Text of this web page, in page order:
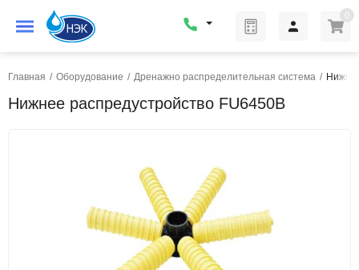
0
Главная / Оборудование / Дренажно распределительная система /
Нижнее распредустройство FU6450B